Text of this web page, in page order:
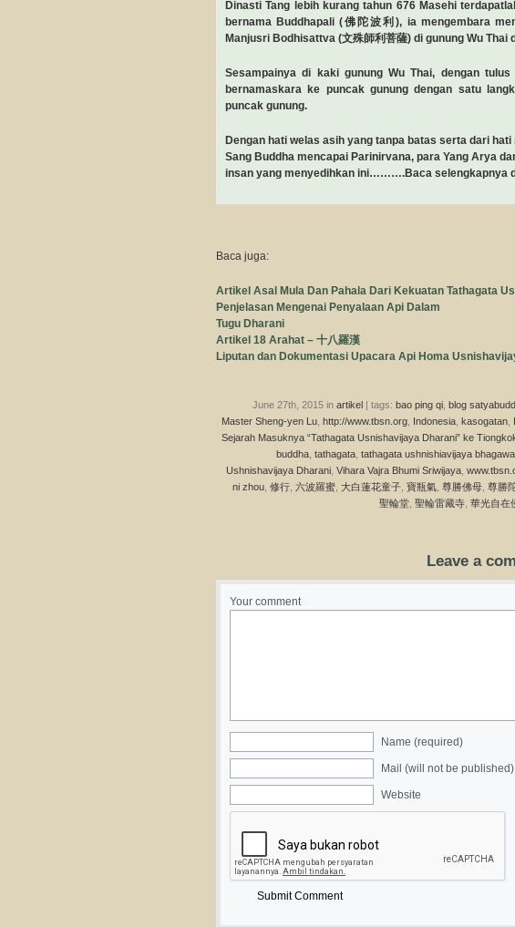
Dinasti Tang lebih kurang tahun 676 Masehi
bernama Buddhapali (佛陀波利), ia mengembara
Manjusri Bodhisattva (文殊師利菩薩) di gunung Wu
Sesampainya di kaki gunung Wu Thai, dengan
bernamaskara ke puncak gunung dengan satu
puncak gunung.
Dengan hati welas asih yang tanpa batas serta dari
Sang Buddha mencapai Parinirvana, para Yang Arya
insan yang menyedihkan ini……….Baca selengkapnya
Baca juga:
Artikel Asal Mula Dan Pahala Dari Kekuatan Tathagata
Penjelasan Mengenai Penyalaan Api Dalam
Tugu Dharani
Artikel 18 Arahat – 十八羅漢
Liputan dan Dokumentasi Upacara Api Homa
June 27th, 2015 in artikel | tags: bao ping qi blog
Master Sheng-yen Lu http://www.tbsn.org Indonesia kasogatan
Sejarah Masuknya “Tathagata Usnishavijaya Dharani” ke
buddha tathagata tathagata ushnishiavijaya
Ushnishavijaya Dharani Vihara Vajra Bhumi Sriwijaya
ni zhou 修行 六波羅蜜 大白蓮花童子 寶瓶氣 尊勝佛母 尊勝
聖輪堂 聖輪雷藏寺 華光自在
Leave a
Your comment
Name (required)
Mail (will not be
Website